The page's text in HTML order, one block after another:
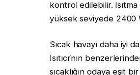
kontrol edilebilir.
yüksek seviyede 2400
Sıcak havayı daha iyi
Isıtıcı’nın
sıcaklığın odaya eşit